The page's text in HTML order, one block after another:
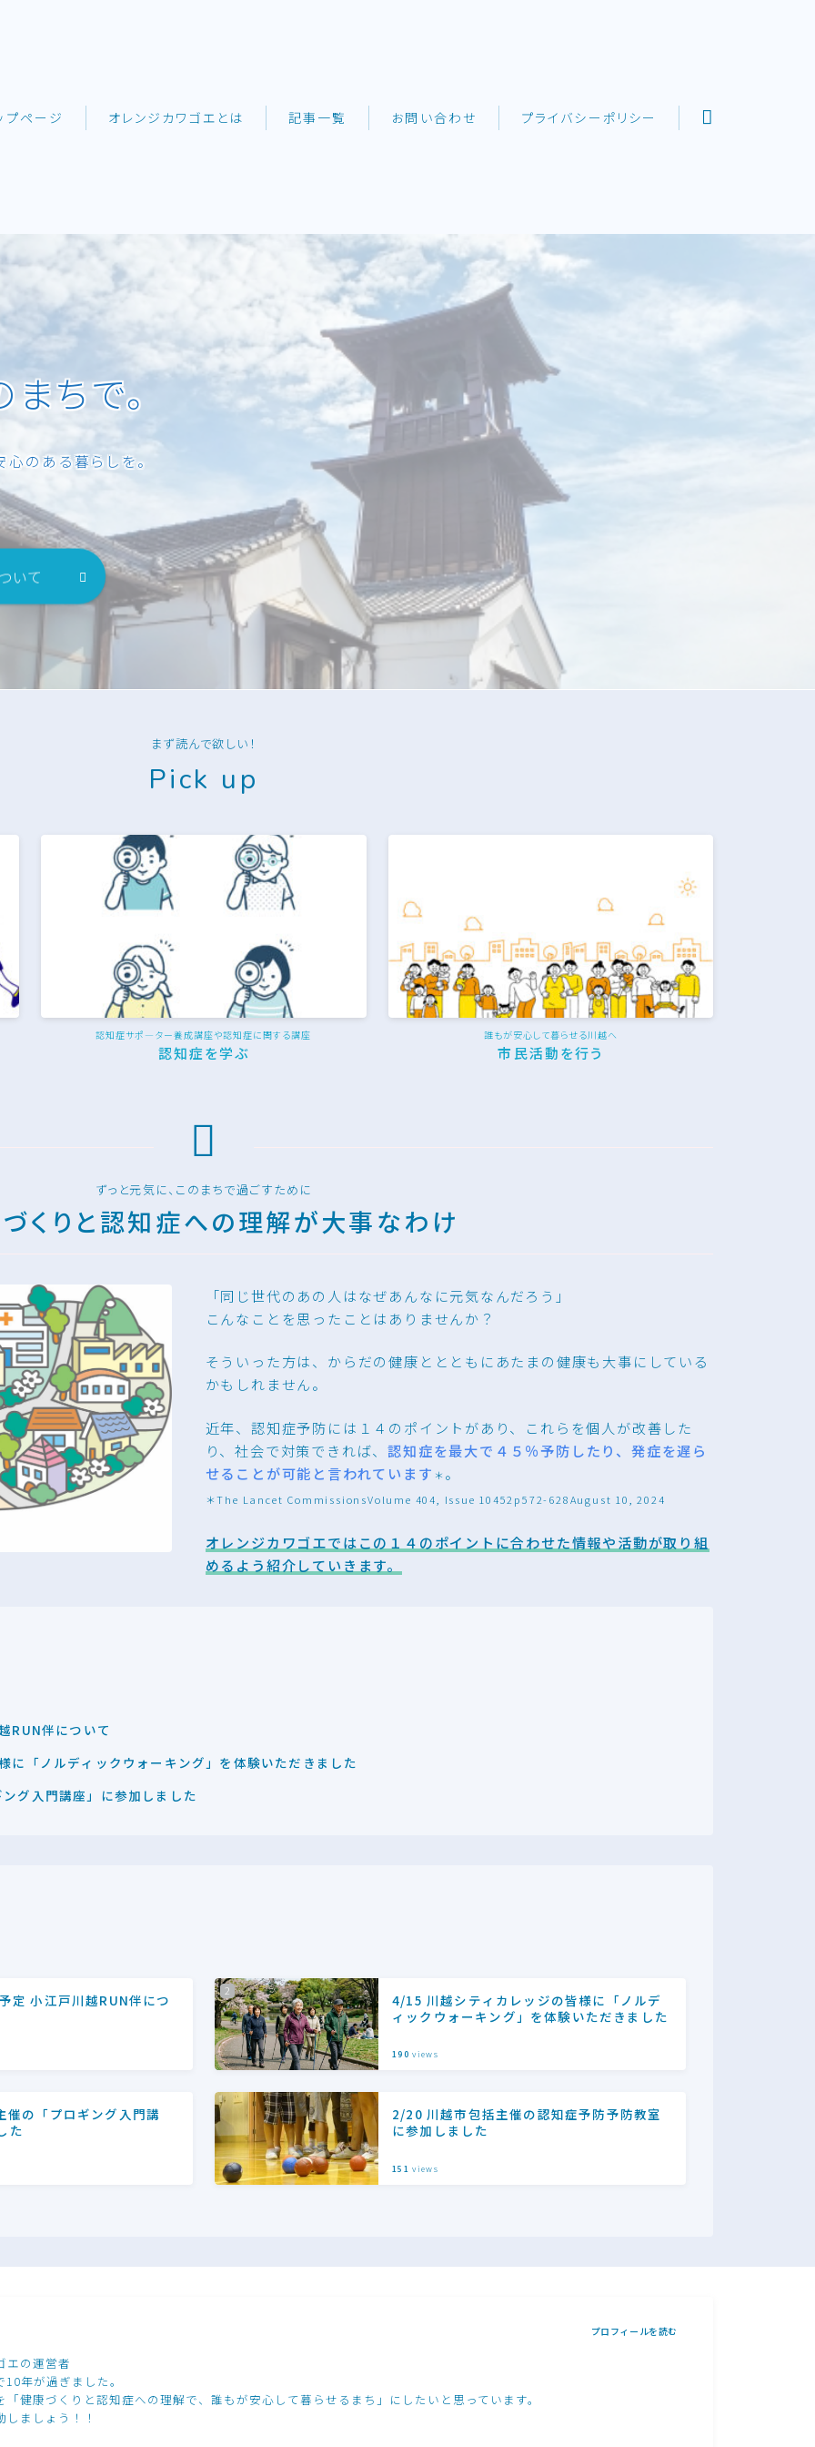
プページ オレンジカワゴエとは 記事一覧 お問い合わせ プライバシーポリシー
ちで。
のある暮らしを。
いて
まず読んで欲しい！
Pick up
認知症サポ―ター養成講座や認知症に関する講座
認知症を学ぶ
誰もが安心して暮らせる川越へ
市民活動を行う
ずっと元気に、このまちで過ごすために
くりと認知症への理解が大事なわけ
「同じ世代のあの人はなぜあんなに元気なんだろう」
こんなことを思ったことはありませんか？
そういった方は、からだの健康ととともにあたまの健康も大事にしている
かもしれません。
近年、認知症予防には１４のポイントがあり、これらを個人が改善した
り、社会で対策できれば、認知症を最大で４５％予防したり、発症を遅ら
せることが可能と言われています ＊ 。
＊The Lancet CommissionsVolume 404, Issue 10452p572-628August 10, 2024
オレンジカワゴエではこの１４のポイントに合わせた情報や活動が取り組
めるよう紹介していきます。
RUN伴について
に「ノルディックウォーキング」を体験いただきました
グ入門講座」に参加しました
定 小江戸川越RUN伴につ
4/15 川越シティカレッジの皆様に「ノルデ
ィックウォーキング」を体験いただきました
190 views
催の「プロギング入門講
た
2/20 川越市包括主催の認知症予防予防教室
に参加しました
151 views
エの運営者
年が過ぎました。
「健康づくりと認知症への理解で、誰もが安心して暮らせるまち」にしたいと思っています。
ましょう！！
プロフィールを読む